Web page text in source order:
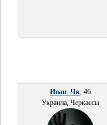
Иван_Чк, 46
Украина, Черкассы